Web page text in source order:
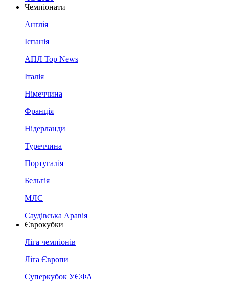
Чемпіонати
Англія
Іспанія
АПЛ Top News
Італія
Німеччина
Франція
Нідерланди
Туреччина
Португалія
Бельгія
МЛС
Саудівська Аравія
Єврокубки
Ліга чемпіонів
Ліга Європи
Суперкубок УЄФА